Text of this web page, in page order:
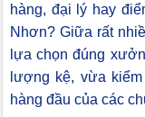
hàng, đại lý hay
Nhơn? Giữa rất
lựa chọn đúng
lượng kệ, vừa
hàng đầu của các